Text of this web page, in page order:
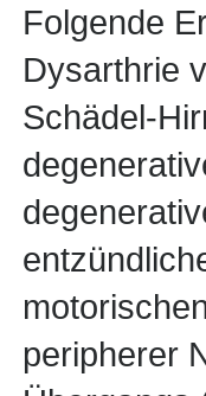
Folgende
Dysarthrie
Schädel-
peripherer